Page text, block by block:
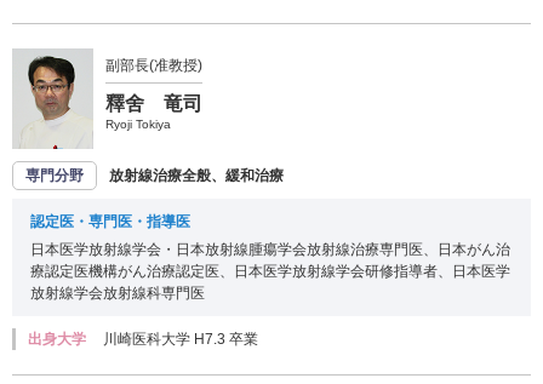
副部長(准教授)
釋舍 竜司
Ryoji Tokiya
専門分野 放射線治療全般、緩和治療
認定医・専門医・指導医
日本医学放射線学会・日本放射線腫瘍学会放射線治療専門医、日本がん治
療認定医機構がん治療認定医、日本医学放射線学会研修指導者、日本医学
放射線学会放射線科専門医
出身大学 川崎医科大学 H7.3 卒業